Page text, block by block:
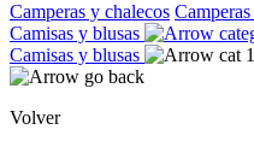
Camperas y chalecos Camperas
Camisas y blusas
Camisas y blusas
Volver